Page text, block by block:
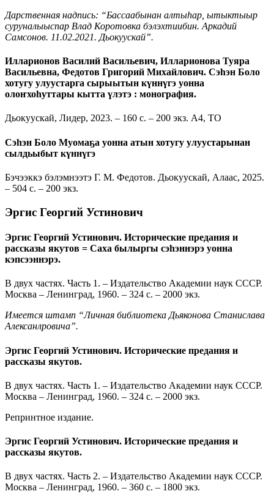
Дарственная надпись: “Бассаабынан алтыһар, ытыктыыр
суруналыыспар Влад Коротовка бэлэхтиибин. Аркадий
Самсонов. 11.02.2021. Дьокуускай”.
Илларионов Василий Васильевич, Илларионова Туяра
Васильевна, Федотов Григорий Михайлович. Сэһэн Боло
хотугу улуустарга сырыытын күннүгэ уонна
олоҥхоһуттары кытта үлэтэ : монография.
Дьокуускай, Лидер, 2023. – 160 с. – 200 экз. А4, ТО
Сэһэн Боло Муомаҕа уонна атын хотугу улуустарынан
сылдьыбыт күннүгэ
Бэчээккэ бэлэмнээтэ Г. М. Федотов. Дьокуускай, Алаас, 2025.
– 504 с. – 200 экз.
Эргис Георгий Устинович
Эргис Георгий Устинович. Исторические предания и
рассказы якутов = Саха былыргы сэһэннэрэ уонна
кэпсээннэрэ.
В двух частях. Часть 1. – Издательство Академии наук СССР.
Москва – Ленинград, 1960. – 324 с. – 2000 экз.
Имеется штамп “Личная библиотека Дьяконова Станислава
Алексанлровича”.
Эргис Георгий Устинович. Исторические предания и
рассказы якутов.
В двух частях. Часть 1. – Издательство Академии наук СССР.
Москва – Ленинград, 1960. – 324 с. – 2000 экз.
Репринтное издание.
Эргис Георгий Устинович. Исторические предания и
рассказы якутов.
В двух частях. Часть 2. – Издательство Академии наук СССР.
Москва – Ленинград, 1960. – 360 с. – 1800 экз.